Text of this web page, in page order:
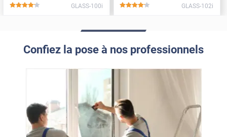
*****
GLASS-100i
*****
GLASS-102i
Confiez la pose à nos professionnels